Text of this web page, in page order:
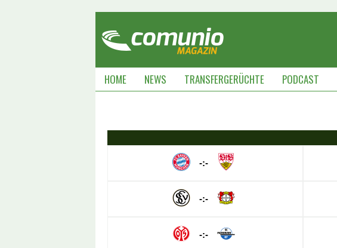
HOME NEWS TRANSFERGERÜCHTE PODCAST
-:-
-:-
-:-